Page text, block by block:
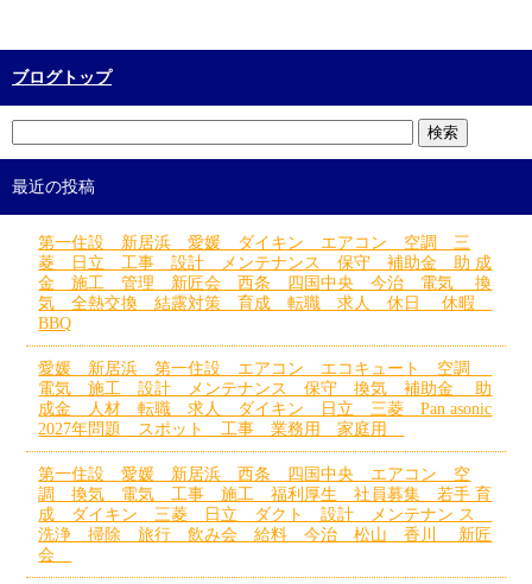
ブログトップ
最近の投稿
第一住設 新居浜 愛媛 ダイキン エアコン 空調 三
菱 日立 工事 設計 メンテナンス 保守 補助金 助 成
金 施工 管理 新匠会 西条 四国中央 今治 電気 換
気 全熱交換 結露対策 育成 転職 求人 休日 休暇
BBQ
愛媛 新居浜 第一住設 エアコン エコキュート 空調
電気 施工 設計 メンテナンス 保守 換気 補助金 助
成金 人材 転職 求人 ダイキン 日立 三菱 Pan asonic
2027年問題 スポット 工事 業務用 家庭用
第一住設 愛媛 新居浜 西条 四国中央 エアコン 空
調 換気 電気 工事 施工 福利厚生 社員募集 若手 育
成 ダイキン 三菱 日立 ダクト 設計 メンテナン ス
洗浄 掃除 旅行 飲み会 給料 今治 松山 香川 新匠
会